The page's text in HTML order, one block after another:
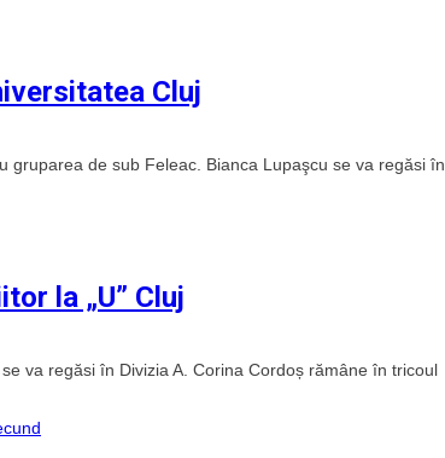
Cluj
gruparea de sub Feleac. Bianca Lupaşcu se va regăsi în
la „U” Cluj
va regăsi în Divizia A. Corina Cordoș rămâne în tricoul